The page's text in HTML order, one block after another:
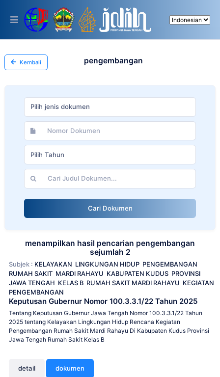
This
includes
accessibility
system.
Kembali pengembangan
Pilih jenis dokumen
Pilih Tahun
Cari Dokumen
menampilkan hasil pencarian pengembangan
sejumlah 2
Subjek : KELAYAKAN LINGKUNGAN HIDUP PENGEMBANGAN
RUMAH SAKIT MARDI RAHAYU KABUPATEN KUDUS PROVINSI
JAWA TENGAH KELAS B RUMAH SAKIT MARDI RAHAYU KEGIATAN
PENGEMBANGAN
Keputusan Gubernur Nomor 100.3.3.1/22 Tahun 2025
Tentang Keputusan Gubernur Jawa Tengah Nomor 100.3.3.1/22 Tahun
2025 tentang Kelayakan Lingkungan Hidup Rencana Kegiatan
Pengembangan Rumah Sakit Mardi Rahayu Di Kabupaten Kudus Provinsi
Jawa Tengah Rumah Sakit Kelas B
detail dokumen